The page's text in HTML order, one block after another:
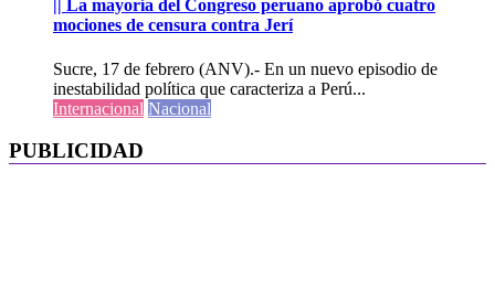
|| La mayoría del Congreso peruano aprobó cuatro
mociones de censura contra Jerí
Sucre, 17 de febrero (ANV).- En un nuevo episodio de
inestabilidad política que caracteriza a Perú...
Internacional Nacional
PUBLICIDAD